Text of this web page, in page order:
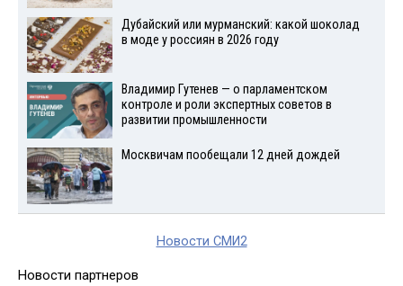
Дубайский или мурманский: какой шоколад
в моде у россиян в 2026 году
Владимир Гутенев — о парламентском
контроле и роли экспертных советов в
развитии промышленности
Москвичам пообещали 12 дней дождей
Новости СМИ2
Новости партнеров